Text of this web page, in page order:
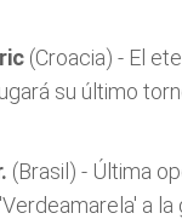
(Croacia) - El
su último
(Brasil) - Última
a la